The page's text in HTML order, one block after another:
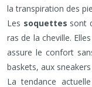
la transpiration des
Les soquettes sont
ras de la cheville.
assure le confort
baskets, aux
La tendance